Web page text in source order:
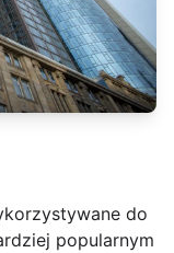
do
popularnym